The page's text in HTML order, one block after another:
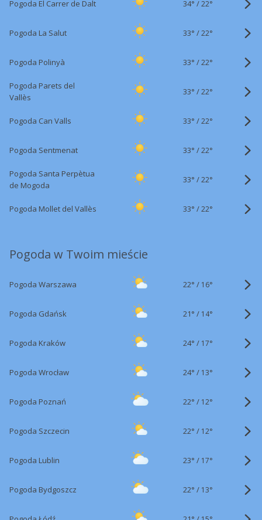
Pogoda El Carrer de Dalt 34° /22°
Pogoda La Salut 33° /22°
Pogoda Polinyà 33° /22°
Pogoda Parets del
Vallès
33° /22°
Pogoda Can Valls 33° /22°
Pogoda Sentmenat 33° /22°
Pogoda Santa Perpètua
de Mogoda
33° /22°
Pogoda Mollet del Vallès 33° /22°
Pogoda w Twoim mieście
Pogoda Warszawa 22° / 16°
Pogoda Gdańsk 21° / 14°
Pogoda Kraków 24° / 17°
Pogoda Wrocław 24° / 13°
Pogoda Poznań 22° / 12°
Pogoda Szczecin 22° / 12°
Pogoda Lublin 23° / 17°
Pogoda Bydgoszcz 22° / 13°